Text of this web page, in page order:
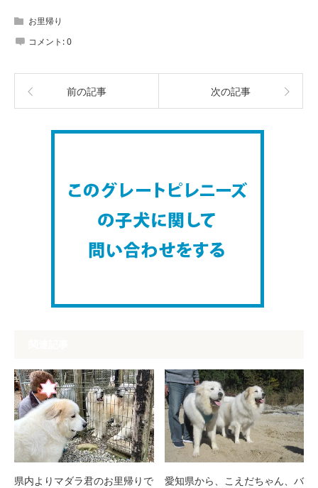
お里帰り
コメント:0
前の記事 次の記事
県内よりマダラ君のお里帰りで
愛知県から、こえだちゃん、バ